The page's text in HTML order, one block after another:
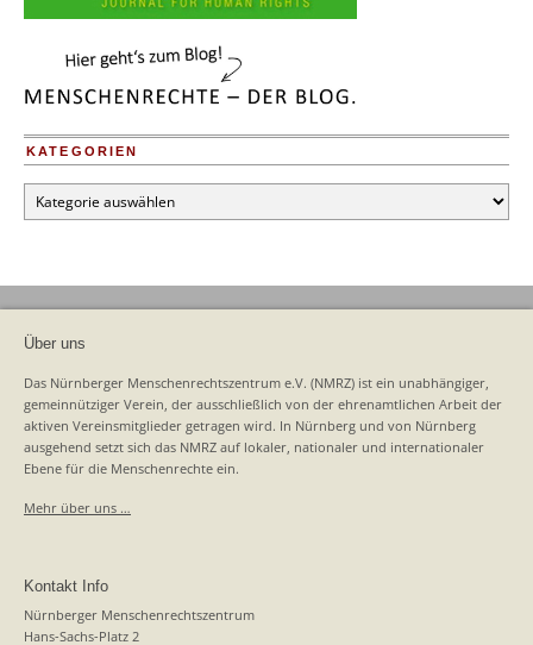
KATEGORIEN
Kategorien
Über uns
Das Nürnberger Menschenrechtszentrum e.V. (NMRZ) ist ein unabhängiger,
gemeinnütziger Verein, der ausschließlich von der ehrenamtlichen Arbeit der
aktiven Vereinsmitglieder getragen wird. In Nürnberg und von Nürnberg
ausgehend setzt sich das NMRZ auf lokaler, nationaler und internationaler
Ebene für die Menschenrechte ein.
Mehr über uns …
Kontakt Info
Nürnberger Menschenrechtszentrum
Hans-Sachs-Platz 2